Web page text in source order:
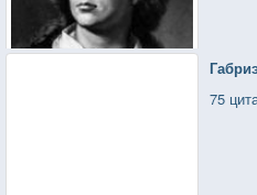
75